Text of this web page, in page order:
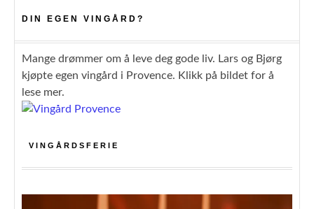
DIN EGEN VINGÅRD?
Mange drømmer om å leve deg gode liv. Lars og Bjørg
kjøpte egen vingård i Provence. Klikk på bildet for å
lese mer.
VINGÅRDSFERIE